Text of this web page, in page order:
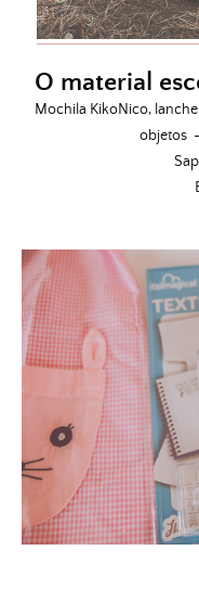
O material
Mochila KikoNico,
objetos